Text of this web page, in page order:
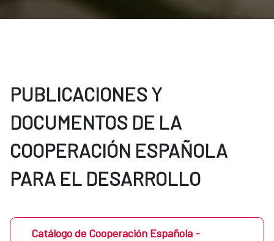
PUBLICACIONES Y
DOCUMENTOS DE LA
COOPERACIÓN ESPAÑOLA
PARA EL DESARROLLO
Catálogo de Cooperación Española -